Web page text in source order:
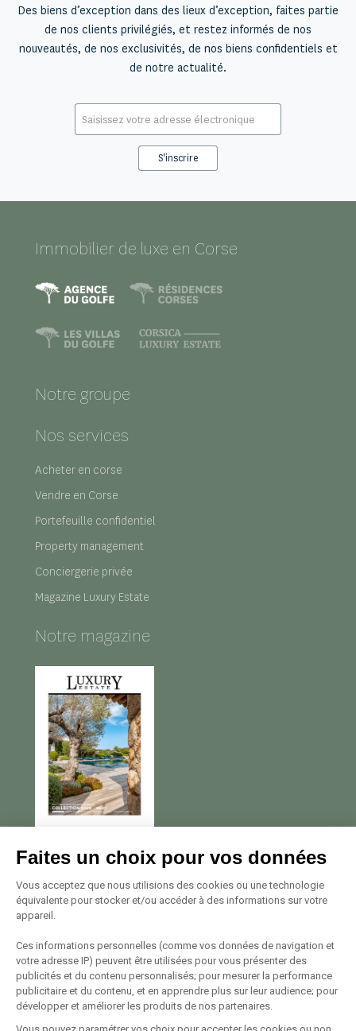
Des biens d’exception dans des lieux d’exception, faites partie
de nos clients privilégiés, et restez informés de nos
nouveautés, de nos exclusivités, de nos biens confidentiels et
de notre actualité.
mail
*
Immobilier de luxe en Corse
Notre groupe
Nos services
Acheter en corse
Vendre en Corse
Portefeuille confidentiel
Property management
Conciergerie privée
Magazine Luxury Estate
Notre magazine
Nous contacter
Avenue Georges Pompidou
20137 Porto Vecchio
Tél. +33 (0)4 95 72 22 22
Voir le plan
Suivez-nous
Faites un choix pour vos données
Vous acceptez que nous utilisions des cookies ou une technologie
équivalente pour stocker et/ou accéder à des informations sur votre
appareil.
Ces informations personnelles (comme vos données de navigation et
votre adresse IP) peuvent être utilisées pour vous présenter des
publicités et du contenu personnalisés; pour mesurer la performance
publicitaire et du contenu, et en apprendre plus sur leur audience; pour
développer et améliorer les produits de nos partenaires.
Vous pouvez paramétrer vos choix pour accepter les cookies ou non,